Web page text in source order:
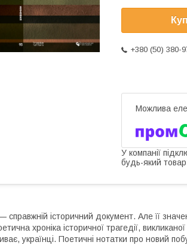
+380 (50) 380-
У компанії
будь-який
справжній історичний документ. Але її
хроніка історичної трагедії,
українці. Поетичні нотатки про новий